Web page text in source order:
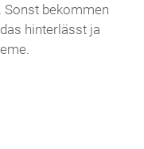
Sonst bekommen
hinterlässt ja